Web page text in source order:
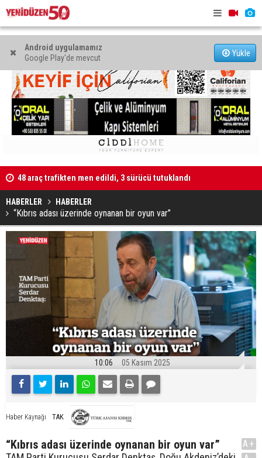
Android uygulamamız
Google Play'de mevcut
Yükle
48 araç trafikten men edildi, 3 sürücü tutuklandı
Kaldırıma düşen scooter sürücüsü yaralandı
HABERLER HABERLER
“Kıbrıs adası üzerinde oynanan bir oyun var”
10:06 05 Kasım 2025
Haber Kaynağı TAK
“Kıbrıs adası üzerinde oynanan bir oyun var”
A+